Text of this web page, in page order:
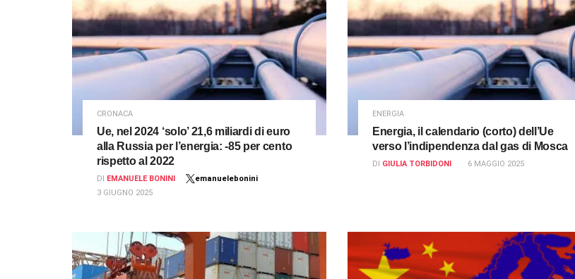
CRONACA
Ue, nel 2024 ‘solo’ 21,6 miliardi di euro
alla Russia per l’energia: -85 per cento
rispetto al 2022
DI EMANUELE BONINI
emanuelebonini
3 GIUGNO 2025
ENERGIA
Energia, il calendario (corto) dell’Ue
verso l’indipendenza dal gas di Mosca
DI GIULIA TORBIDONI 6 MAGGIO 2025